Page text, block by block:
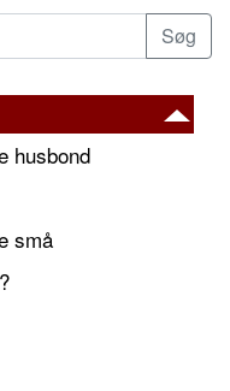
husbond
små